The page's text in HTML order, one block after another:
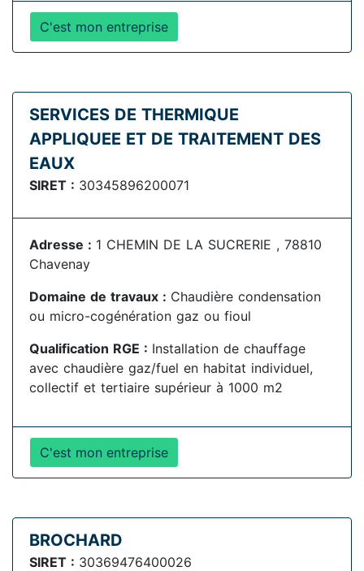
C'est mon entreprise
SERVICES DE THERMIQUE
APPLIQUEE ET DE TRAITEMENT DES
EAUX
SIRET : 30345896200071
Adresse : 1 CHEMIN DE LA SUCRERIE , 78810
Chavenay
Domaine de travaux : Chaudière condensation
ou micro-cogénération gaz ou fioul
Qualification RGE : Installation de chauffage
avec chaudière gaz/fuel en habitat individuel,
collectif et tertiaire supérieur à 1000 m2
C'est mon entreprise
BROCHARD
SIRET : 30369476400026